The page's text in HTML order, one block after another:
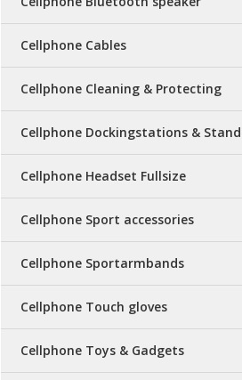
Cellphone Cables
Cellphone Cleaning & Protecting
Cellphone Dockingstations &
Cellphone Headset Fullsize
Cellphone Sport accessories
Cellphone Sportarmbands
Cellphone Touch gloves
Cellphone Toys & Gadgets